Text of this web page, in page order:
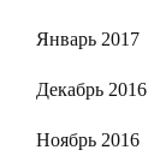
Январь 2017
Декабрь 2016
Ноябрь 2016